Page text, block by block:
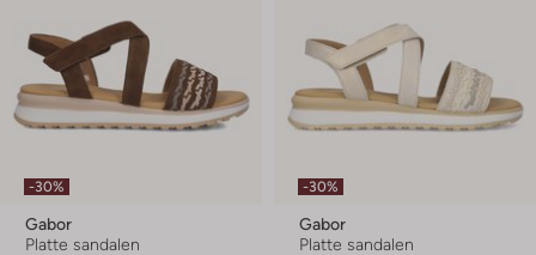
-30%
Gabor
Platte sandalen
-30%
Gabor
Platte sandalen